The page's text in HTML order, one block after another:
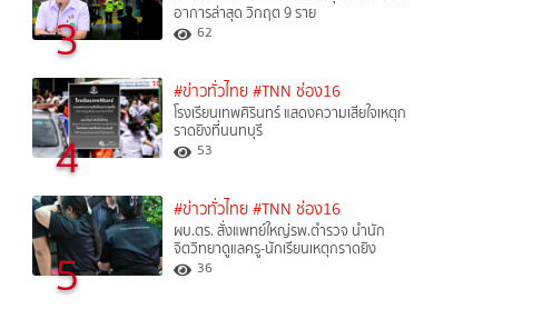
3
อาการล่าสุด วิกฤต 9 ราย
62
4
#ข่าวทั่วไทย #TNN ช่อง16
โรงเรียนเทพศิรินทร์ แสดงความเสียใจเหตุก
ราดยิงที่นนทบุรี
53
5
#ข่าวทั่วไทย #TNN ช่อง16
ผบ.ตร. สั่งแพทย์ใหญ่รพ.ตำรวจ นำนัก
จิตวิทยาดูแลครู-นักเรียนเหตุกราดยิง
36